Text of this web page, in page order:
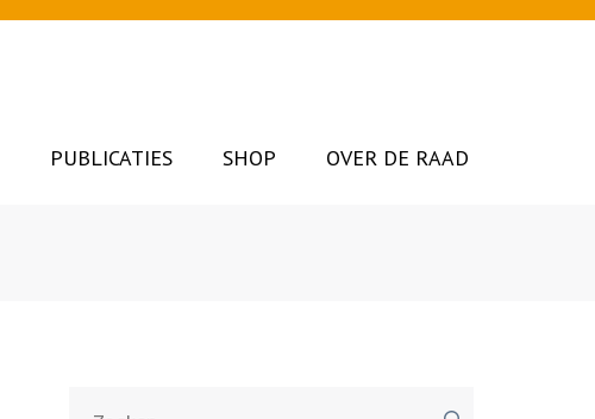
PUBLICATIES SHOP OVER DE RAAD